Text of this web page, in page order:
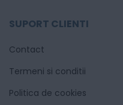
SUPORT CLIENTI
Contact
Termeni si conditii
Politica de cookies